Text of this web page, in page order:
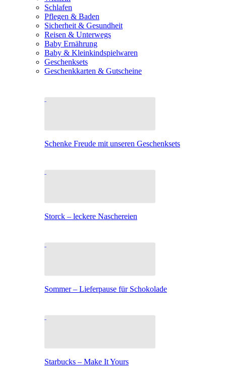
Schlafen
Pflegen & Baden
Sicherheit & Gesundheit
Reisen & Unterwegs
Baby Ernährung
Baby & Kleinkindspielwaren
Geschenksets
Geschenkkarten & Gutscheine
Schenke Freude mit unseren Geschenksets
Storck – leckere Naschereien
Sommer – Lieferpause für Schokolade
Starbucks – Make It Yours